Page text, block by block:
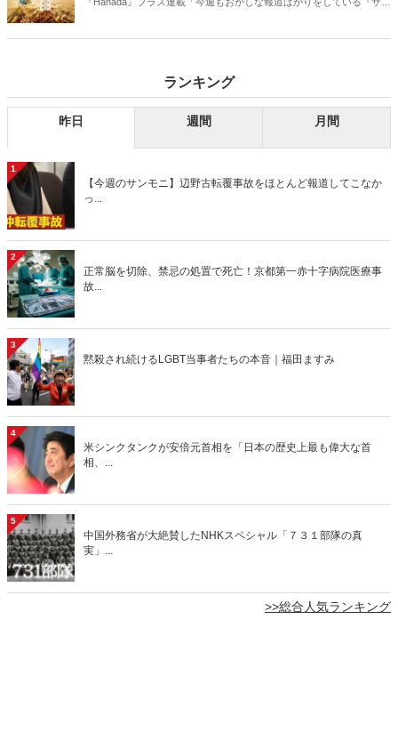
ランキング
昨日 週間 月間
1
【今週のサンモニ】辺野古転覆事故をほとんど報道してこなか
っ...
2
正常脳を切除、禁忌の処置で死亡！京都第一赤十字病院医療事
故...
3
黙殺され続けるLGBT当事者たちの本音｜福田ますみ
4
米シンクタンクが安倍元首相を「日本の歴史上最も偉大な首
相、...
5
中国外務省が大絶賛したNHKスペシャル「７３１部隊の真
実」...
>>総合人気ランキング